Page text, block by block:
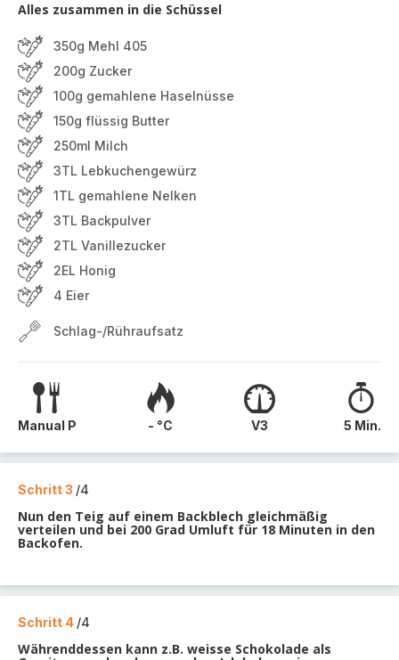
Alles zusammen in die Schüssel
350g Mehl 405
200g Zucker
100g gemahlene Haselnüsse
150g flüssig Butter
250ml Milch
3TL Lebkuchengewürz
1TL gemahlene Nelken
3TL Backpulver
2TL Vanillezucker
2EL Honig
4 Eier
Schlag-/Rühraufsatz
Manual P - °C V3 5 Min.
Schritt 3 /4
Nun den Teig auf einem Backblech gleichmäßig
verteilen und bei 200 Grad Umluft für 18 Minuten in den
Backofen.
Schritt 4 /4
Währenddessen kann z.B. weisse Schokolade als